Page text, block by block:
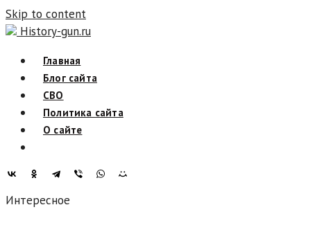
Skip to content
History-gun.ru
Главная
Блог сайта
СВО
Политика сайта
О сайте
Интересное